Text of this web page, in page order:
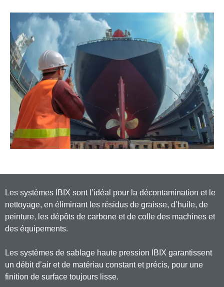
Les systèmes IBIX sont l’idéal pour la décontamination et le
nettoyage, en éliminant les résidus de graisse, d’huile, de
peinture, les dépôts de carbone et de colle des machines et
des équipements.
Les systèmes de sablage haute pression IBIX garantissent
un débit d’air et de matériau constant et précis, pour une
finition de surface toujours lisse.